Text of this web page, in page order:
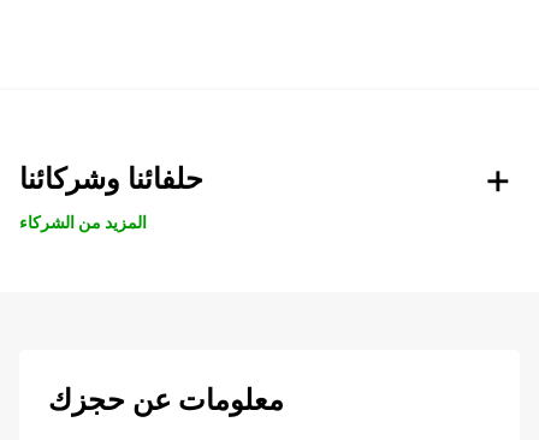
حلفائنا وشركائنا
المزيد من الشركاء
معلومات عن حجزك